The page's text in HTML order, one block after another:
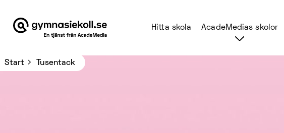
Main Navigation
Hitta skola AcadeMedias skolor
Start Tusentack